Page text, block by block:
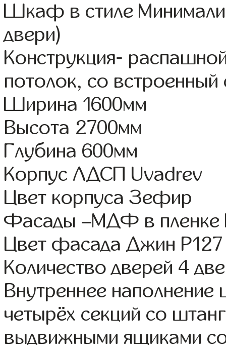
Шкаф в стиле
двери)
Конструкция-
потолок, со встроенный
Ширина 1600мм
Высота 2700мм
Глубина 600мм
Корпус ЛДСП Uvadrev
Цвет корпуса Зефир
Фасады –МДФ в пленке
Цвет фасада Джин Р127
Количество дверей 4
Внутреннее
четырёх секций со
выдвижными ящиками